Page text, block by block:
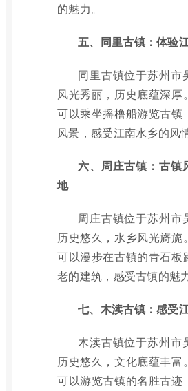
的魅力。
五、同里古镇：体验
同里古镇位于苏州市
风光秀丽，历史底蕴深厚
可以乘坐摇橹船游览古镇
风景，感受江南水乡的风情
六、周庄古镇：古镇
地
周庄古镇位于苏州市
历史悠久，水乡风光旖旎
可以漫步在古镇的青石板
老的建筑，感受古镇的魅力
七、木渎古镇：感受
木渎古镇位于苏州市
历史悠久，文化底蕴丰富
可以游览古镇的名胜古迹